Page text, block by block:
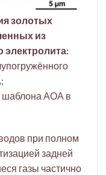
золотых
из
электролита:
шаблона АОА в
при полном
задней
газы частично